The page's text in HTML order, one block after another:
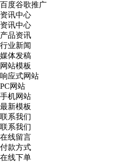
百度谷歌推广
资讯中心
资讯中心
产品资讯
行业新闻
媒体发稿
网站模板
响应式网站
PC网站
手机网站
最新模板
联系我们
联系我们
在线留言
付款方式
在线下单